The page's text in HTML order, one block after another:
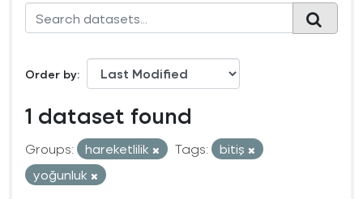
Order by
1 dataset found
Groups: hareketlilik Tags:
bitiş
yoğunluk